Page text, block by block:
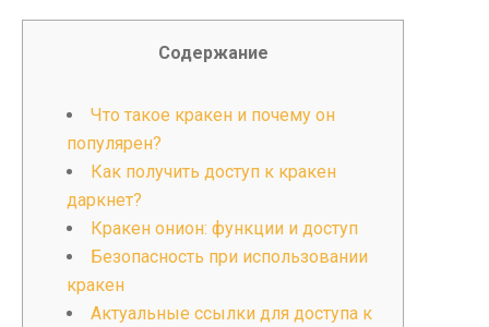
Содержание
Что такое кракен и почему он
популярен?
Как получить доступ к кракен
даркнет?
Кракен онион: функции и доступ
Безопасность при использовании
кракен
Актуальные ссылки для доступа к